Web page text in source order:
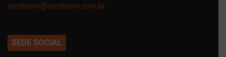
sindiserv@sindiserv.com.br
SEDE SOCIAL